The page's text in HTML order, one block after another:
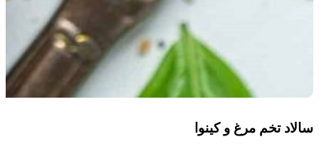
سالاد تخم مرغ و کینوا